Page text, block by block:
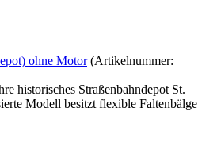
ohne Motor (Artikelnummer:
historisches Straßenbahndepot St.
Modell besitzt flexible Faltenbälge